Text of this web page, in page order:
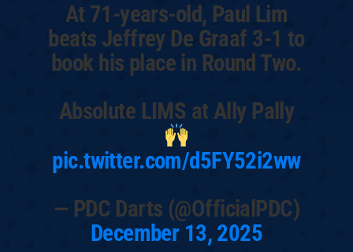
At 71-years-old, Paul Lim
beats Jeffrey De Graaf 3-1 to
book his place in Round Two.
Absolute LIMS at Ally Pally
pic.twitter.com/d5FY52i2ww
— PDC Darts (@OfficialPDC)
December 13, 2025